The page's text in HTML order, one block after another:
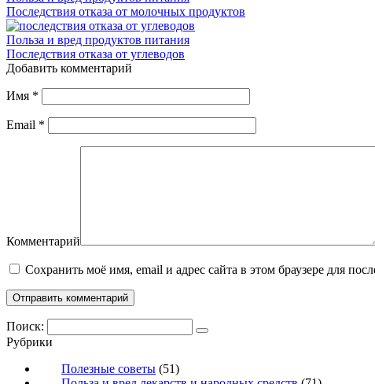
Последствия отказа от молочных продуктов
Польза и вред продуктов питания
Последствия отказа от углеводов
Добавить комментарий
Имя *
Email *
Комментарий
Сохранить моё имя, email и адрес сайта в этом браузере для
Поиск:
Рубрики
Полезные советы (51)